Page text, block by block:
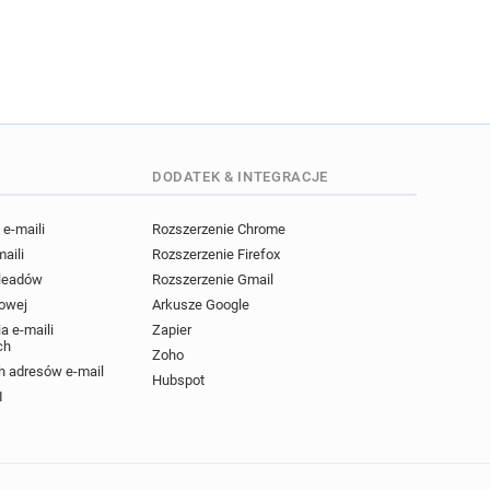
e-maili
e-maili
adresów e-mail
DODATEK & INTEGRACJE
Rozszerzenie Chrome
Rozszerzenie Firefox
Rozszerzenie Gmail
Arkusze Google
Zapier
Zoho
Hubspot